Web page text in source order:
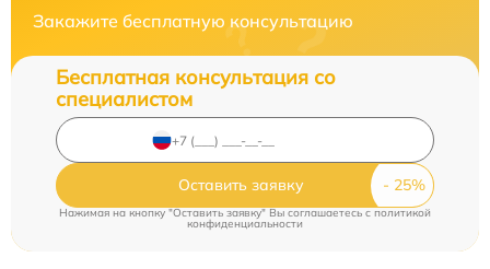
Закажите бесплатную консультацию
Бесплатная консультация со
специалистом
Оставить заявку
Нажимая на кнопку "Оставить заявку" Вы соглашаетесь cполитикой
конфиденциальности